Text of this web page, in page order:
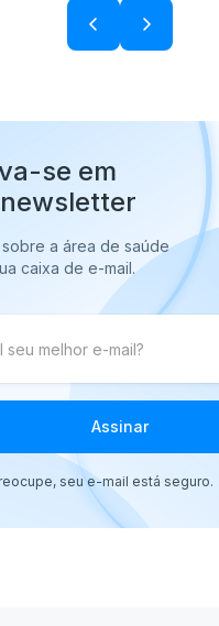
se em
a área de saúde
caixa de e-mail.
Assinar
seu e-mail está seguro.